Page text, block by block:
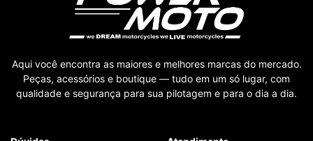
Aqui você encontra as maiores e melhores marcas do mercado.
Peças, acessórios e boutique — tudo em um só lugar, com
qualidade e segurança para sua pilotagem e para o dia a dia.